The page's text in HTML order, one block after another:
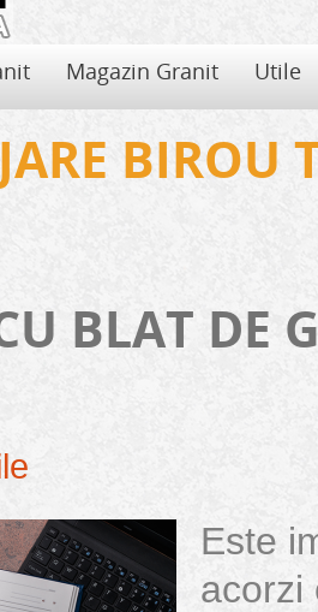
Magazin Granit Utile
granitului
BIROU
BLAT DE
Este
acorzi